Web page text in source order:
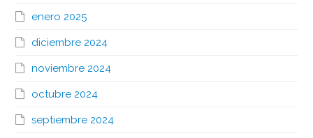
enero 2025
diciembre 2024
noviembre 2024
octubre 2024
septiembre 2024